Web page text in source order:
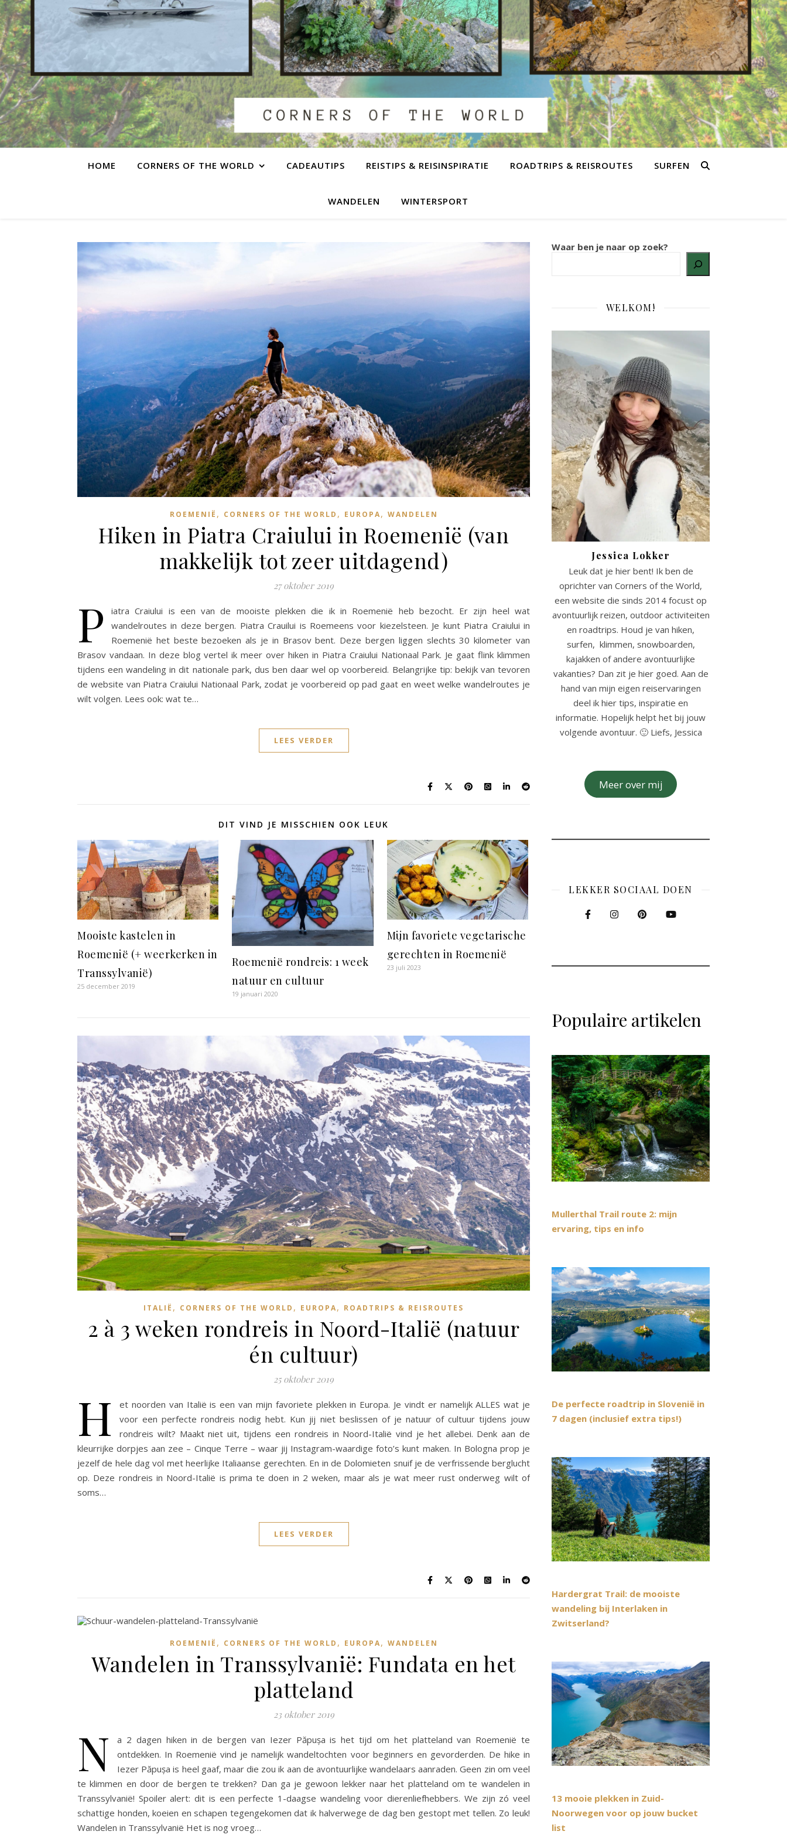
HOME CORNERS OF THE WORLD CADEAUTIPS REISTIPS & REISINSPIRATIE ROADTRIPS & REISROUTES SURFEN
WANDELEN WINTERSPORT
ROEMENIË , CORNERS OF THE WORLD , EUROPA, WANDELEN
Hiken in Piatra Craiului in Roemenië (van
makkelijk tot zeer uitdagend)
27 oktober 2019
P
iatra Craiului is een van de mooiste plekken die ik in Roemenië heb bezocht. Er zijn heel wat
wandelroutes in deze bergen. Piatra Crauilui is Roemeens voor kiezelsteen. Je kunt Piatra Craiului in
Roemenië het beste bezoeken als je in Brasov bent. Deze bergen liggen slechts 30 kilometer van
Brasov vandaan. In deze blog vertel ik meer over hiken in Piatra Craiului Nationaal Park. Je gaat flink klimmen
tijdens een wandeling in dit nationale park, dus ben daar wel op voorbereid. Belangrijke tip: bekijk van tevoren
de website van Piatra Craiului Nationaal Park, zodat je voorbereid op pad gaat en weet welke wandelroutes je
wilt volgen. Lees ook: wat te…
LEES VERDER
DIT VIND JE MISSCHIEN OOK LEUK
Mooiste kastelen in
Roemenië (+ weerkerken in
Transsylvanië)
25 december 2019
Roemenië rondreis: 1 week
natuur en cultuur
19 januari 2020
Mijn favoriete vegetarische
gerechten in Roemenië
23 juli 2023
ITALIË , CORNERS OF THE WORLD , EUROPA, ROADTRIPS & REISROUTES
2 à 3 weken rondreis in Noord-Italië (natuur
én cultuur)
25 oktober 2019
H
et noorden van Italië is een van mijn favoriete plekken in Europa. Je vindt er namelijk ALLES wat je
voor een perfecte rondreis nodig hebt. Kun jij niet beslissen of je natuur of cultuur tijdens jouw
rondreis wilt? Maakt niet uit, tijdens een rondreis in Noord-Italië vind je het allebei. Denk aan de
kleurrijke dorpjes aan zee – Cinque Terre – waar jij Instagram-waardige foto’s kunt maken. In Bologna prop je
jezelf de hele dag vol met heerlijke Italiaanse gerechten. En in de Dolomieten snuif je de verfrissende berglucht
op. Deze rondreis in Noord-Italië is prima te doen in 2 weken, maar als je wat meer rust onderweg wilt of
soms…
LEES VERDER
ROEMENIË , CORNERS OF THE WORLD , EUROPA, WANDELEN
Wandelen in Transsylvanië: Fundata en het
platteland
23 oktober 2019
N
a 2 dagen hiken in de bergen van Iezer Păpușa is het tijd om het platteland van Roemenië te
ontdekken. In Roemenië vind je namelijk wandeltochten voor beginners en gevorderden. De hike in
Iezer Păpușa is heel gaaf, maar die zou ik aan de avontuurlijke wandelaars aanraden. Geen zin om veel
te klimmen en door de bergen te trekken? Dan ga je gewoon lekker naar het platteland om te wandelen in
Transsylvanië! Spoiler alert: dit is een perfecte 1-daagse wandeling voor dierenliefhebbers. We zijn zó veel
schattige honden, koeien en schapen tegengekomen dat ik halverwege de dag ben gestopt met tellen. Zo leuk!
Wandelen in Transsylvanië Het is nog vroeg…
Waar ben je naar op zoek?
WELKOM!
Jessica Lokker
Leuk dat je hier bent! Ik ben de
oprichter van Corners of the World,
een website die sinds 2014 focust op
avontuurlijk reizen, outdoor activiteiten
en roadtrips. Houd je van hiken,
surfen, klimmen, snowboarden,
kajakken of andere avontuurlijke
vakanties? Dan zit je hier goed. Aan de
hand van mijn eigen reiservaringen
deel ik hier tips, inspiratie en
informatie. Hopelijk helpt het bij jouw
volgende avontuur. 🙂 Liefs, Jessica
Meer over mij
LEKKER SOCIAAL DOEN
Populaire artikelen
Mullerthal Trail route 2: mijn
ervaring, tips en info
De perfecte roadtrip in Slovenië in
7 dagen (inclusief extra tips!)
Hardergrat Trail: de mooiste
wandeling bij Interlaken in
Zwitserland?
13 mooie plekken in Zuid-
Noorwegen voor op jouw bucket
list